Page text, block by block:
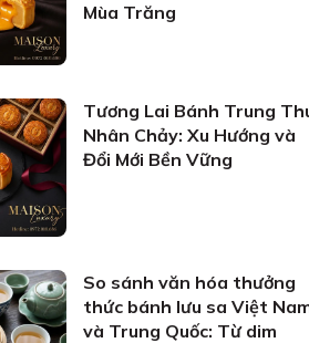
Mùa Trăng
Tương Lai Bánh Trung
Nhân Chảy: Xu Hướng và
Đổi Mới Bền Vững
So sánh văn hóa thưởng
thức bánh lưu sa Việt
và Trung Quốc: Từ dim